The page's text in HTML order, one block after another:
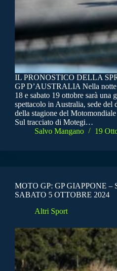
IL PRONOSTICO DELLA
GP D’AUSTRALIA Nella notte
18 e sabato 19 ottobre sarà una
spettacolo in Australia, sede del
della stagione del
Sul tracciato di Motegi…
Salvo Mangano
19
MOTO GP: GP GIAPPONE –
SABATO 5 OTTOBRE 2024
Altri Sport